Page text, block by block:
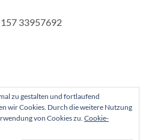
157 33957692
Haus Wittringen Gladbeck e. V.
zu gestalten und fortlaufend
wir Cookies. Durch die weitere Nutzung
von Cookies zu. Cookie-